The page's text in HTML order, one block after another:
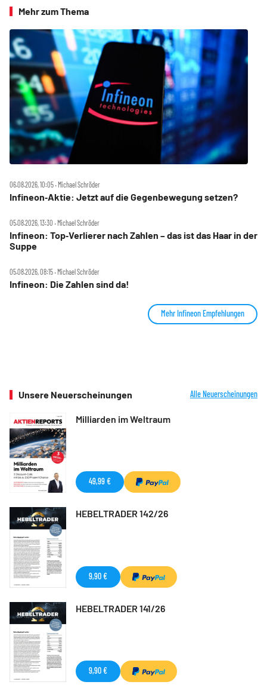
Mehr zum Thema
06.08.2026, 10:05 ‧ Michael Schröder
Infineon‑Aktie: Jetzt auf die Gegenbewegung setzen?
05.08.2026, 13:30 ‧ Michael Schröder
Infineon: Top‑Verlierer nach Zahlen – das ist das Haar in der
Suppe
05.08.2026, 08:15 ‧ Michael Schröder
Infineon: Die Zahlen sind da!
Mehr Infineon Empfehlungen
Unsere Neuerscheinungen Alle Neuerscheinungen
Milliarden im Weltraum
49,99 €
HEBELTRADER 142/26
9,90 €
HEBELTRADER 141/26
9,90 €